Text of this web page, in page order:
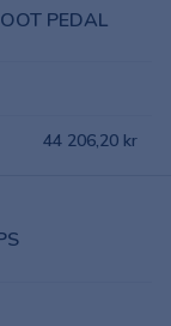
PEDAL
44 206,20 kr